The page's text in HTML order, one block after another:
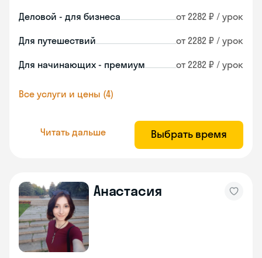
Деловой - для бизнеса от 2282 ₽ / урок
Для путешествий от 2282 ₽ / урок
Для начинающих - премиум от 2282 ₽ / урок
Все услуги и цены (4)
Читать дальше Выбрать время
Анастасия